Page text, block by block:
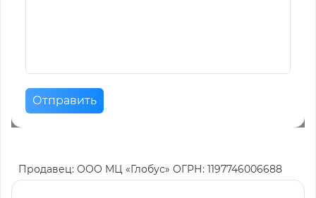
Отправить
Продавец: ООО МЦ «Глобус» ОГРН: 1197746006688